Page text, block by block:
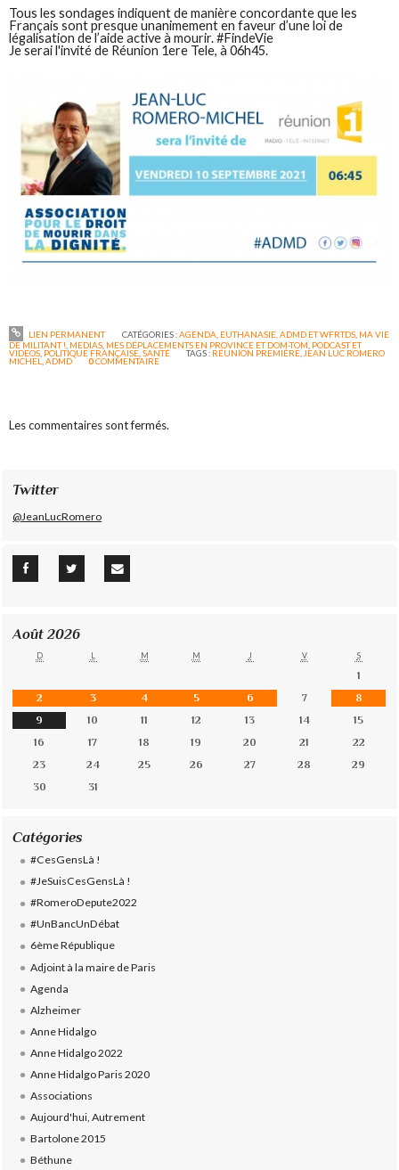
Tous les sondages indiquent de manière concordante que les
Français sont presque unanimement en faveur d’une loi de
légalisation de l’aide active à mourir. #FindeVie
Je serai l'invité de Réunion 1ere Tele, à 06h45.
LIEN PERMANENT CATÉGORIES :AGENDA EUTHANASIE, ADMD ET WFRTDS, MA VIE
DE MILITANT ! MEDIAS MES DÉPLACEMENTS EN PROVINCE ET DOM-TOM PODCAST ET
VIDEOS POLITIQUE FRANÇAISE ,SANTÉ TAGS : RÉUNION PREMIÈRE JEAN LUC ROMERO
MICHEL ,ADMD 0COMMENTAIRE
Les commentaires sont fermés.
Twitter
@JeanLucRomero
Août 2026
D L M M J V S
1
2
3 4 5 6 7
8
9
10 11 12 13 14
15
16
17 18 19 20 21
22
23
24 25 26 27 28
29
30
31
Catégories
#CesGensLà !
#JeSuisCesGensLà !
#RomeroDepute2022
#UnBancUnDébat
6ème République
Adjoint à la maire de Paris
Agenda
Alzheimer
Anne Hidalgo
Anne Hidalgo 2022
Anne Hidalgo Paris 2020
Associations
Aujourd'hui, Autrement
Bartolone 2015
Béthune